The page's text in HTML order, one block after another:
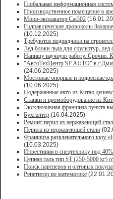
Глобальная информационная
Производственное помещение в
Мини-экскаватор Cat302
Гидравлические дровоколы
(10.12.2025)
Требуются подрядчики на
Лед,блоки льда для скульптур, лед
Напишу научную работу. Срочно.
"АвтоТехЦентр SP AUTO" в
(24.06.2025)
Мостовые опорные и подвесные
(10.06.2025)
Подержанные авто из Китая
Станки и промоборудование из
Эксклюзивная франшиза пункта
Бухгалтер (16.04.2025)
Ремонт перил из нержавеющей
Перила из нержавеющей стали
Франшиза развлекательного шоу
(10.03.2025)
Инвестиции в спецтехнику под
Цепная таль тип ST (250-5000 кг)
Поиск партнеров и оптовых
Репетитор по математике